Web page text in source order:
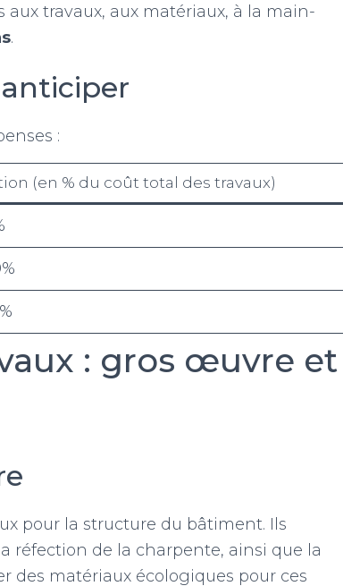
travaux, aux matériaux, à la main-
.
:
(en % du coût total des travaux)
: gros œuvre et
pour la structure du bâtiment. Ils
réfection de la charpente, ainsi que la
des matériaux écologiques pour ces